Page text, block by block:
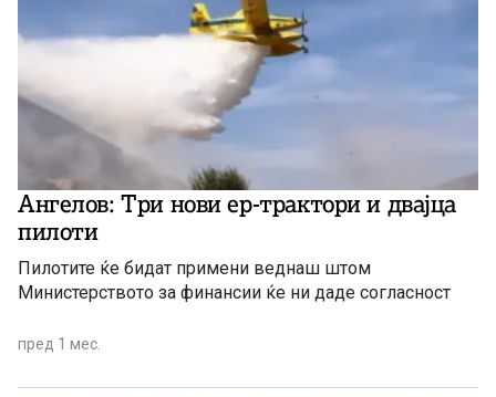
Ангелов: Три нови ер-трактори и двајца
пилоти
Пилотите ќе бидат примени веднаш штом
Министерството за финансии ќе ни даде согласност
пред 1 мес.